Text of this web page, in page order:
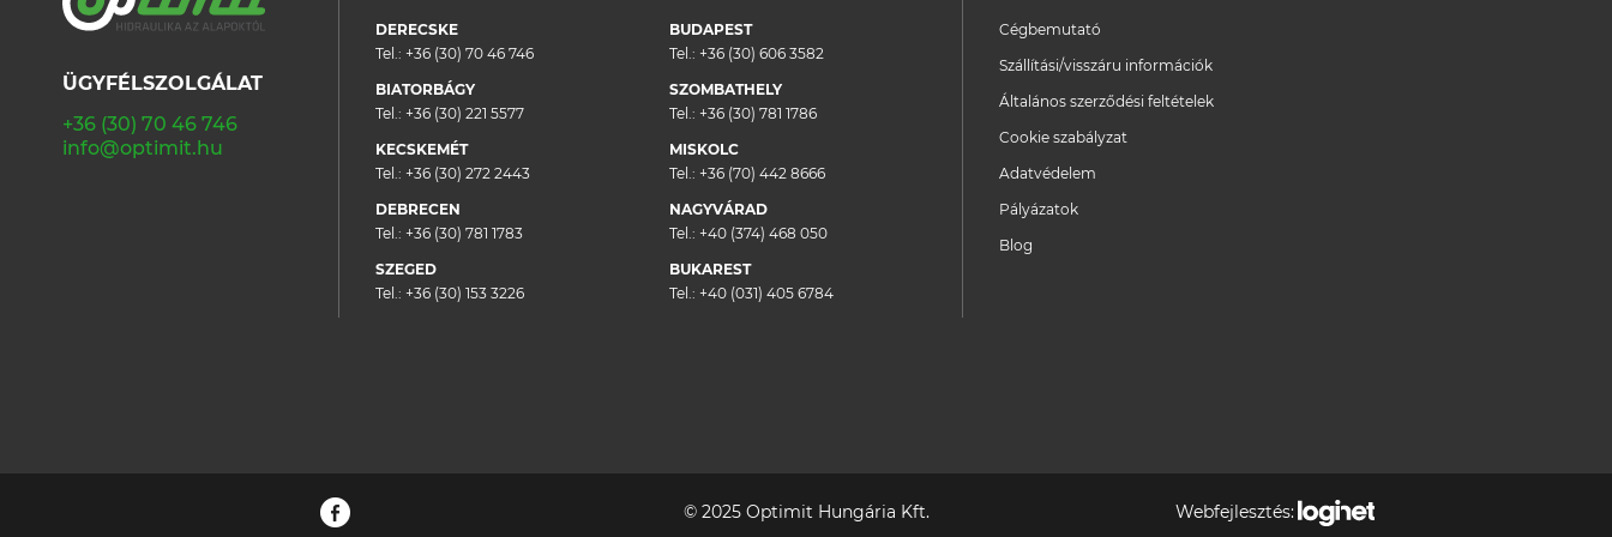
ÜGYFÉLSZOLGÁLAT
+36 (30) 70 46 746
info@optimit.hu
DERECSKE
Tel.: +36 (30) 70 46 746
BIATORBÁGY
Tel.: +36 (30) 221 5577
KECSKEMÉT
Tel.: +36 (30) 272 2443
DEBRECEN
Tel.: +36 (30) 781 1783
SZEGED
Tel.: +36 (30) 153 3226
BUDAPEST
Tel.: +36 (30) 606 3582
SZOMBATHELY
Tel.: +36 (30) 781 1786
MISKOLC
Tel.: +36 (70) 442 8666
NAGYVÁRAD
Tel.: +40 (374) 468 050
BUKAREST
Tel.: +40 (031) 405 6784
Cégbemutató
Szállítási/visszáru információk
Általános szerződési feltételek
Cookie szabályzat
Adatvédelem
Pályázatok
Blog
© 2025 Optimit Hungária Kft. Webfejlesztés: